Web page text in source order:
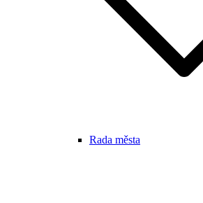
Rada města